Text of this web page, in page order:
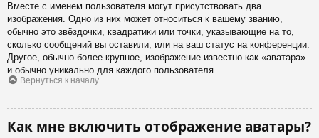
Вместе с именем пользователя могут присутствовать два
изображения. Одно из них может относиться к вашему званию,
обычно это звёздочки, квадратики или точки, указывающие на то,
сколько сообщений вы оставили, или на ваш статус на конференции.
Другое, обычно более крупное, изображение известно как «аватара»
и обычно уникально для каждого пользователя.
Вернуться к началу
Как мне включить отображение аватары?